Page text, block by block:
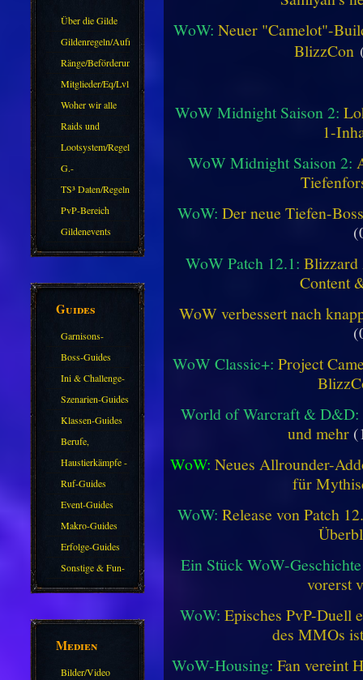
Über die Gilde
(DAW)
Gildenregeln/Aufnahme
Ränge/Beförderungen
Mitglieder/Eq/Lvl
Woher wir alle
kommen.
Raids und
Zubehör
Lootsystem/Regeln
G.-
Sparkasse/Goldleihen
TS³ Daten/Regeln
PvP-Bereich
Gildenevents
Guides
Garnisons-
Guides
Boss-Guides
Ini & Challenge-
Guides
Szenarien-Guides
Klassen-Guides
Berufe,
Farmkarten und
Haustiere
Haustierkämpfe -
Guide
Ruf-Guides
Event-Guides
Makro-Guides
Erfolge-Guides
Sonstige & Fun-
Guides
Medien
Bilder/Video
WoW: Neuer "Camelot"-
BlizzCon
WoW Midnight Saison 2:
1-
WoW Midnight Saison 2:
WoW: Der neue Tiefen-
WoW Patch 12.1: Blizzard
Content
WoW verbessert nach
WoW Classic+: Project
World of Warcraft & D&D:
und mehr
WoW: Neues Allrounder-
für
WoW: Release von Patch
Ein Stück WoW-
vorerst
WoW: Episches PvP-Duell
des MMOs
WoW-Housing: Fan vereint